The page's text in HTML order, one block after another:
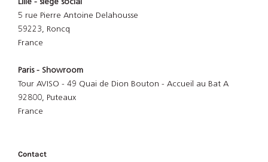
Lille - siège social
5 rue Pierre Antoine Delahousse
59223, Roncq
France
Paris - Showroom
Tour AVISO - 49 Quai de Dion Bouton - Accueil au Bat A
92800, Puteaux
France
Contact